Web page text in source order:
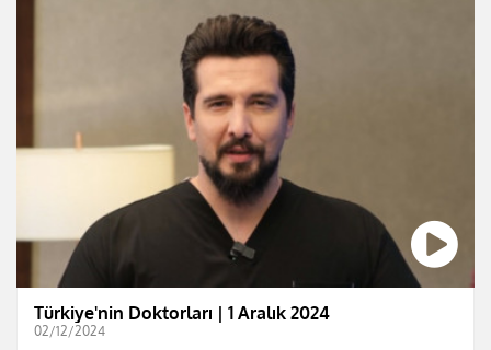
Türkiye'nin Doktorları | 1 Aralık 2024
02/12/2024